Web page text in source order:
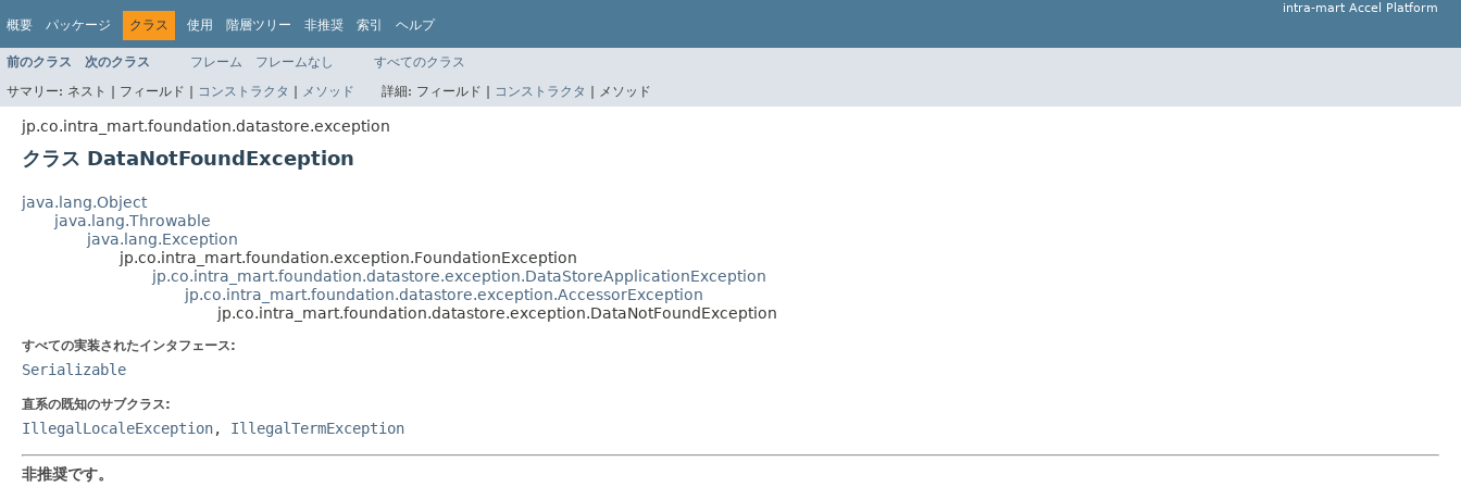
概要 パッケージ クラス 使用 階層ツリー 非推奨 索引 ヘルプ
intra-mart Accel Platform
前のクラス 次のクラス フレーム フレームなし
すべてのクラス
サマリー: ネスト | フィールド | コンストラクタ | メソッド 詳細: フィールド | コンストラクタ | メソッド
jp.co.intra_mart.foundation.datastore.exception
クラス DataNotFoundException
java.lang.Object
java.lang.Throwable
java.lang.Exception
jp.co.intra_mart.foundation.exception.FoundationException
jp.co.intra_mart.foundation.datastore.exception.DataStoreApplicationException
jp.co.intra_mart.foundation.datastore.exception.AccessorException
jp.co.intra_mart.foundation.datastore.exception.DataNotFoundException
すべての実装されたインタフェース:
Serializable
直系の既知のサブクラス:
IllegalLocaleException, IllegalTermException
非推奨です。